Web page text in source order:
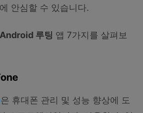
안심할 수 있습니다.
Android 루팅 앱 7가지를 살펴보
은 휴대폰 관리 및 성능 향상에 도